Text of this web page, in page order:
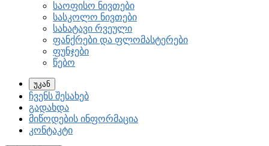
საოფისო ნივთები
სასკოლო ნივთები
სახატავი რვეული
ფანქრები და ფლომასტერები
ფუნჯები
წებო
უკან
ჩვენს შესახებ
გადახდა
მიწოდების ინფორმაცია
კონტაკტი